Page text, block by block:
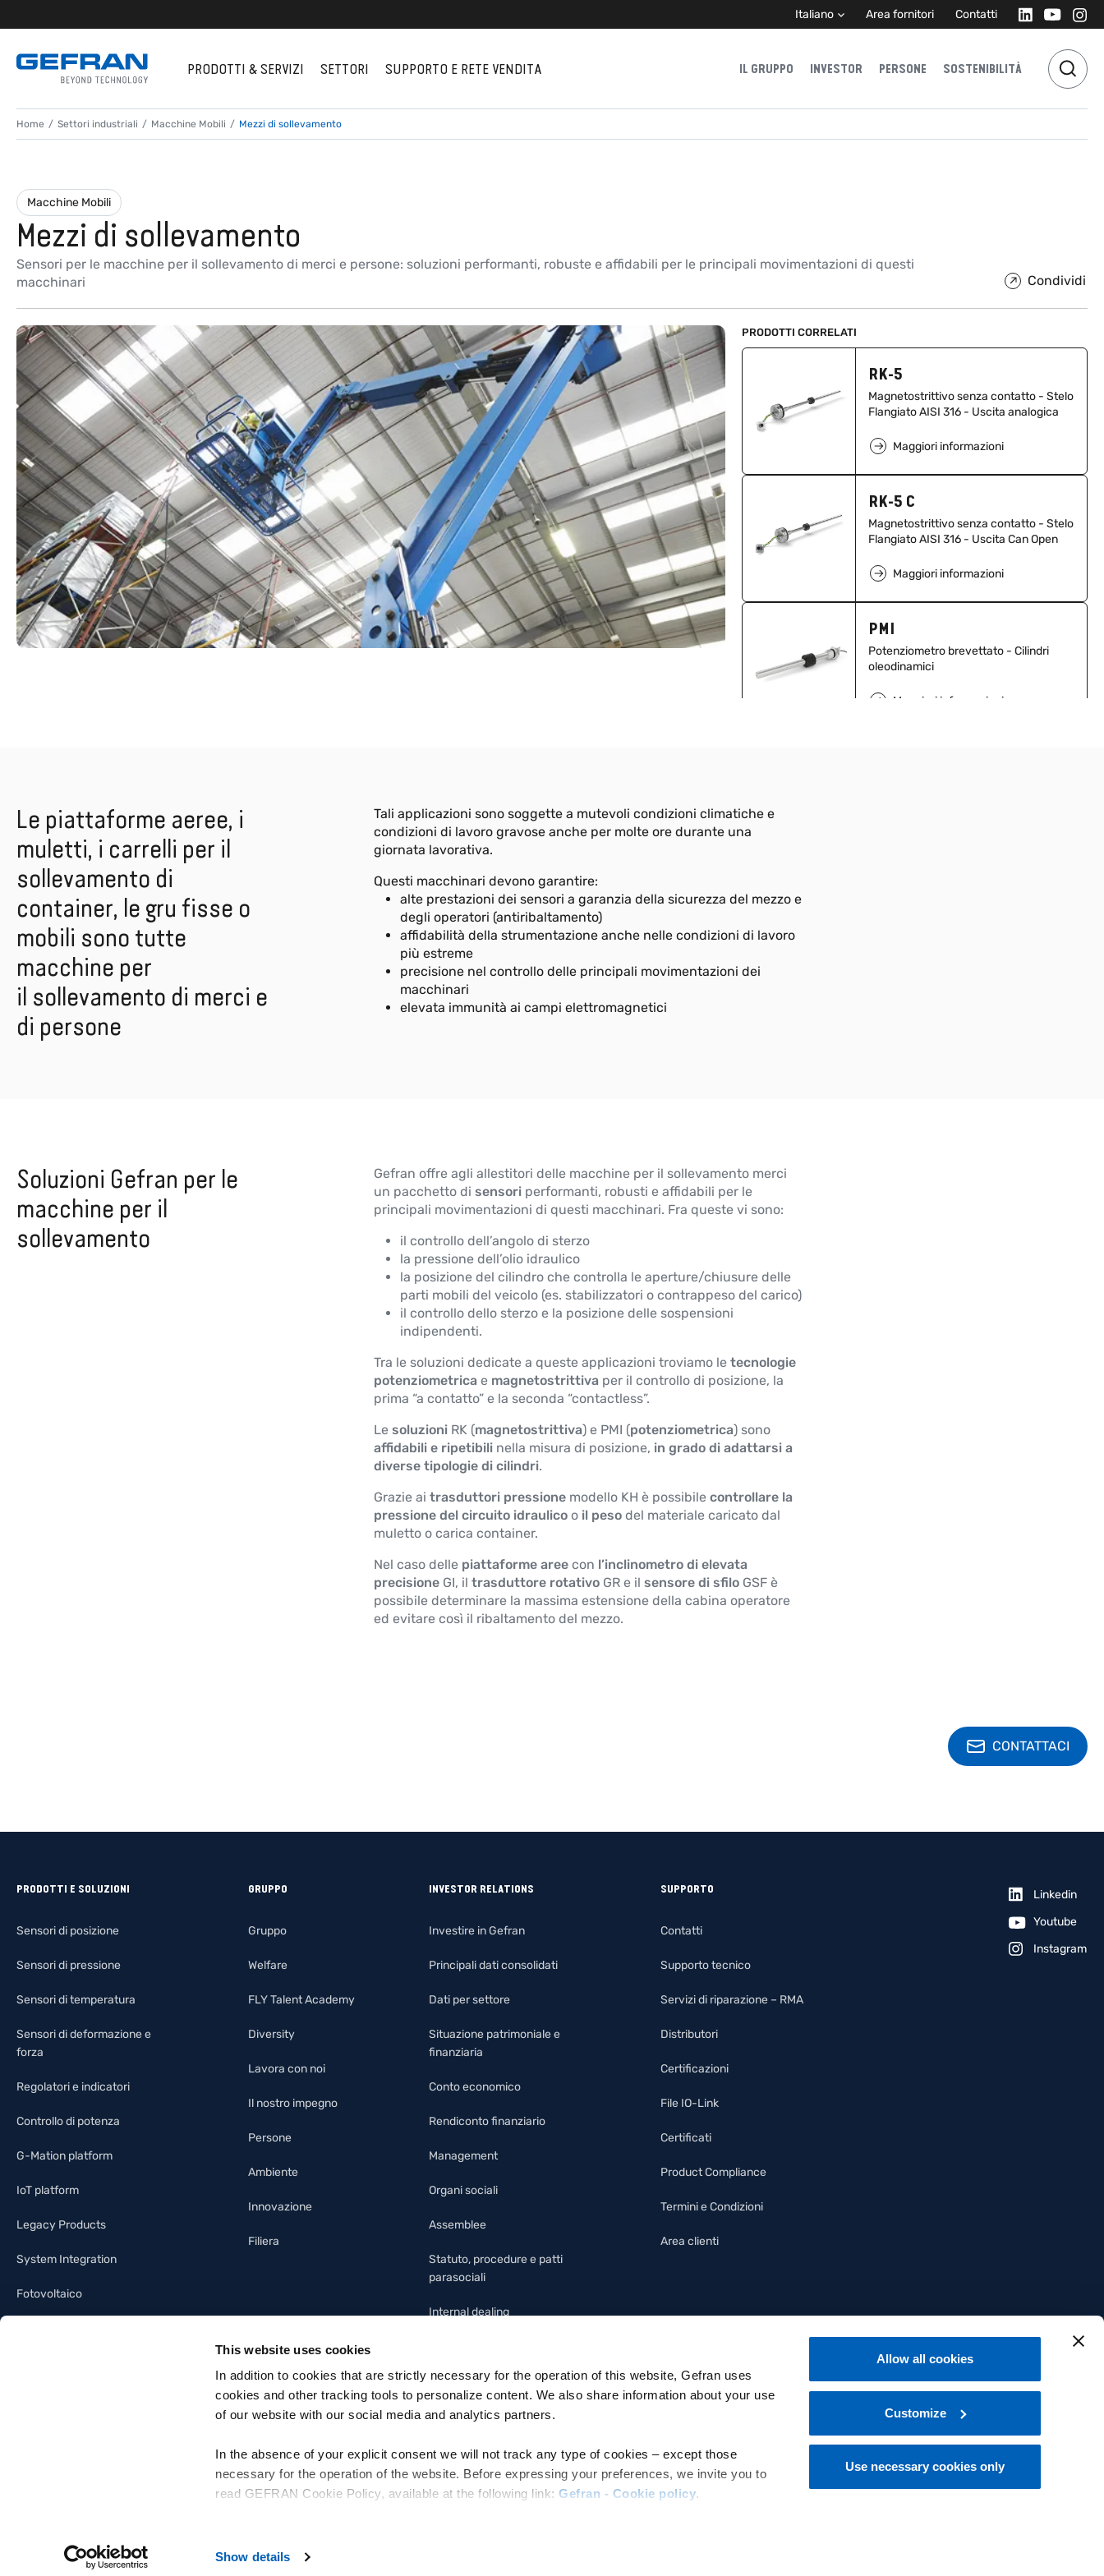
This website uses cookies
In addition to cookies that are strictly necessary for the operation of this website, Gefran uses
cookies and other tracking tools to personalize content. We also share information about your use
of our website with our social media and analytics partners.
In the absence of your explicit consent we will not track any type of cookies – except those
necessary for the operation of the website. Before expressing your preferences, we invite you to
read GEFRAN Cookie Policy, available at the following link:Gefran - Cookie policy.
following link:
Gefran - Privacy Policy
Show details
Allow all cookies
Customize
Use necessary cookies only
Italiano Area fornitori Contatti
PRODOTTI & SERVIZI SETTORI SUPPORTO E RETE VENDITA IL GRUPPO INVESTOR PERSONE SOSTENIBILITÀ
Home Settori industriali Macchine Mobili Mezzi di sollevamento
Macchine Mobili
Mezzi di sollevamento
Sensori per le macchine per il sollevamento di merci e persone: soluzioni performanti, robuste e affidabili per le principali movimentazioni di questi
macchinari
Condividi
PRODOTTI CORRELATI
RK-5
Magnetostrittivo senza contatto - Stelo
Flangiato AISI 316 - Uscita analogica
Maggiori informazioni
RK-5 C
Magnetostrittivo senza contatto - Stelo
Flangiato AISI 316 - Uscita Can Open
Maggiori informazioni
PMI
Potenziometro brevettato - Cilindri
oleodinamici
Maggiori informazioni
Le piattaforme aeree, i
muletti, i carrelli per il
sollevamento di
container, le gru fisse o
mobili sono tutte
macchine per
il sollevamento di merci e
di persone
Tali applicazioni sono soggette a mutevoli condizioni climatiche e
condizioni di lavoro gravose anche per molte ore durante una
giornata lavorativa.
Questi macchinari devono garantire:
alte prestazioni dei sensori a garanzia della sicurezza del mezzo e
degli operatori (antiribaltamento)
affidabilità della strumentazione anche nelle condizioni di lavoro
più estreme
precisione nel controllo delle principali movimentazioni dei
macchinari
elevata immunità ai campi elettromagnetici
Soluzioni Gefran per le
macchine per il
sollevamento
Gefran offre agli allestitori delle macchine per il sollevamento merci
un pacchetto di sensori performanti, robusti e affidabili per le
principali movimentazioni di questi macchinari. Fra queste vi sono:
il controllo dell’angolo di sterzo
la pressione dell’olio idraulico
la posizione del cilindro che controlla le aperture/chiusure delle
parti mobili del veicolo (es. stabilizzatori o contrappeso del carico)
il controllo dello sterzo e la posizione delle sospensioni
indipendenti.
Tra le soluzioni dedicate a queste applicazioni troviamo le tecnologie
potenziometrica e magnetostrittiva per il controllo di posizione, la
prima “a contatto” e la seconda “contactless”.
Le soluzioni RK (magnetostrittiva) e PMI (potenziometrica) sono
affidabili e ripetibilinella misura di posizione, in grado di adattarsi a
diverse tipologie di cilindri.
Grazie ai trasduttori pressionemodello KH è possibile controllare la
pressione del circuito idraulicoo il pesodel materiale caricato dal
muletto o carica container.
Nel caso delle piattaforme areecon l’inclinometro di elevata
precisioneGI, il trasduttore rotativoGR e il sensore di sfiloGSF è
possibile determinare la massima estensione della cabina operatore
ed evitare così il ribaltamento del mezzo.
CONTATTACI
PRODOTTI E SOLUZIONI
Sensori di posizione
Sensori di pressione
Sensori di temperatura
Sensori di deformazione e
forza
Regolatori e indicatori
Controllo di potenza
G-Mation platform
IoT platform
Legacy Products
System Integration
Fotovoltaico
GRUPPO
Gruppo
Welfare
FLY Talent Academy
Diversity
Lavora con noi
Il nostro impegno
Persone
Ambiente
Innovazione
Filiera
INVESTOR RELATIONS
Investire in Gefran
Principali dati consolidati
Dati per settore
Situazione patrimoniale e
finanziaria
Conto economico
Rendiconto finanziario
Management
Organi sociali
Assemblee
Statuto, procedure e patti
parasociali
Internal dealing
SUPPORTO
Contatti
Supporto tecnico
Servizi di riparazione – RMA
Distributori
Certificazioni
File IO-Link
Certificati
Product Compliance
Termini e Condizioni
Area clienti
Linkedin
Youtube
Instagram
Gefran SpA - Via Sebina, 74, 25050 Provaglio d'Iseo, Brescia - Italia
Tel. +39 030 9888 1 - P. IVA 03032420170 - Codice destinatario fattura elettronica: MZO2A0U
Italiano
Privacy Policy Cookie Policy